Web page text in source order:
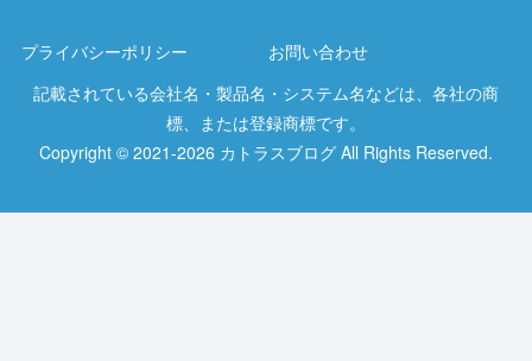
プライバシーポリシー
お問い合わせ
記載されている会社名・製品名・システム名などは、各社の商
標、または登録商標です。
Copyright © 2021-2026 カトラスブログ All Rights Reserved.